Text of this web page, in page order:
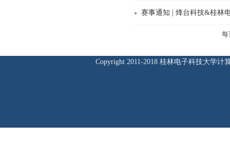
赛事通知 | 烽台科技&桂林
Copyright 2011-2018 桂林电子科技大学